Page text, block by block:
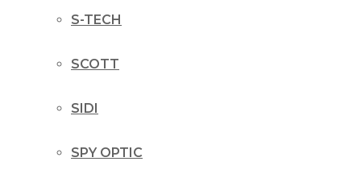
S-TECH
SCOTT
SIDI
SPY OPTIC